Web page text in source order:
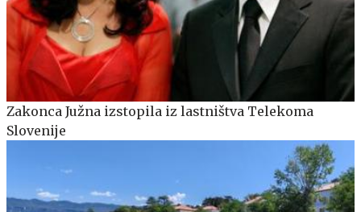
Zakonca Južna izstopila iz lastništva Telekoma
Slovenije